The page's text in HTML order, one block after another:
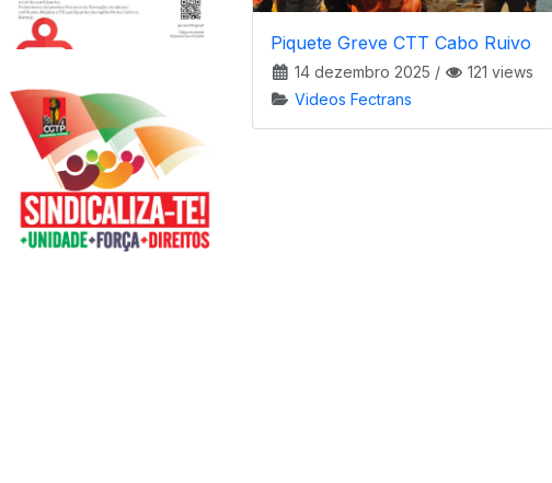
Piquete Greve CTT Cabo Ruivo
14 dezembro 2025 /
121 views
Videos Fectrans